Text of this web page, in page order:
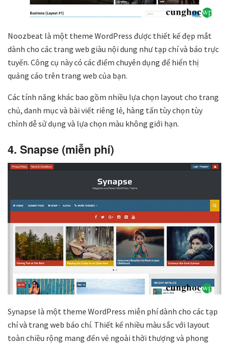
Noozbeat là một theme WordPress được thiết kế đẹp mắt
dành cho các trang web giàu nội dung như tạp chí và báo trực
tuyến. Công cụ này có các điểm chuyên dụng để hiển thị
quảng cáo trên trang web của bạn.
Các tính năng khác bao gồm nhiều lựa chọn layout cho trang
chủ, danh mục và bài viết riêng lẻ, hàng tấn tùy chọn tùy
chỉnh dễ sử dụng và lựa chọn màu không giới hạn.
4. Snapse (miễn phí)
Synapse là một theme WordPress miễn phí dành cho các tạp
chí và trang web báo chí. Thiết kế nhiều màu sắc với layout
toàn chiều rộng mang đến vẻ ngoài thời thượng và phong